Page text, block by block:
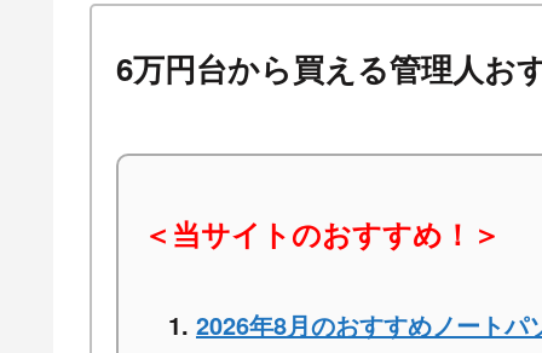
6万円台から買える管理人お
＜当サイトのおすすめ！＞
2026年8月のおすすめノートパ